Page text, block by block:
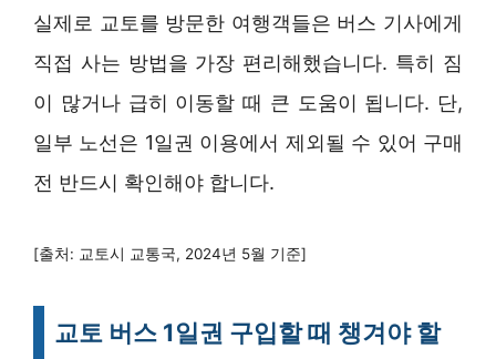
실제로 교토를 방문한 여행객들은 버스 기사에게
직접 사는 방법을 가장 편리해했습니다. 특히 짐
이 많거나 급히 이동할 때 큰 도움이 됩니다. 단,
일부 노선은 1일권 이용에서 제외될 수 있어 구매
전 반드시 확인해야 합니다.
[출처: 교토시 교통국, 2024년 5월 기준]
교토 버스 1일권 구입할 때 챙겨야 할